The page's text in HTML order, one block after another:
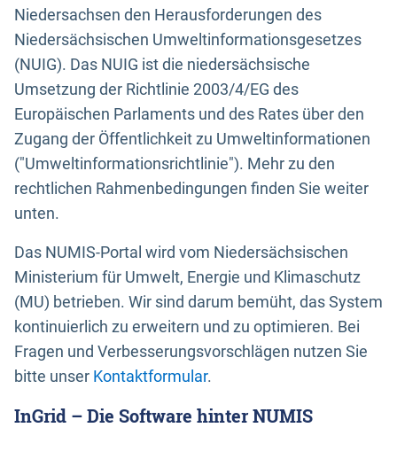
Niedersachsen den Herausforderungen des
Niedersächsischen Umweltinformationsgesetzes
(NUIG). Das NUIG ist die niedersächsische
Umsetzung der Richtlinie 2003/4/EG des
Europäischen Parlaments und des Rates über den
Zugang der Öffentlichkeit zu Umweltinformationen
("Umweltinformationsrichtlinie"). Mehr zu den
rechtlichen Rahmenbedingungen finden Sie weiter
unten.
Das NUMIS-Portal wird vom Niedersächsischen
Ministerium für Umwelt, Energie und Klimaschutz
(MU) betrieben. Wir sind darum bemüht, das System
kontinuierlich zu erweitern und zu optimieren. Bei
Fragen und Verbesserungsvorschlägen nutzen Sie
bitte unser Kontaktformular.
InGrid – Die Software hinter NUMIS